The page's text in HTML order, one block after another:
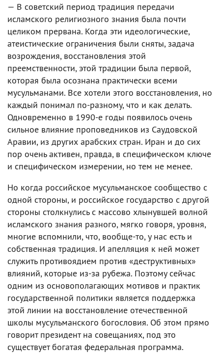
— В советский период традиция передачи
исламского религиозного знания была почти
целиком прервана. Когда эти идеологические,
атеистические ограничения были сняты, задача
возрождения, восстановления этой
преемственности, этой традиции была первой,
которая была осознана практически всеми
мусульманами. Все хотели этого восстановления, но
каждый понимал по-разному, что и как делать.
Одновременно в 1990-е годы появилось очень
сильное влияние проповедников из Саудовской
Аравии, из других арабских стран. Иран и до сих
пор очень активен, правда, в специфическом ключе
и специфическом измерении, но тем не менее.
Но когда российское мусульманское сообщество с
одной стороны, и российское государство с другой
стороны столкнулись с массово хлынувшей волной
исламского знания разного, мягко говоря, уровня,
многие вспомнили, что, вообще-то, у нас есть и
собственная традиция. И апелляция к ней может
служить противоядием против «деструктивных»
влияний, которые из-за рубежа. Поэтому сейчас
одним из основополагающих мотивов и практик
государственной политики является поддержка
этой линии на восстановление отечественной
школы мусульманского богословия. Об этом прямо
говорит президент на совещаниях, под это
существует богатая федеральная программа.